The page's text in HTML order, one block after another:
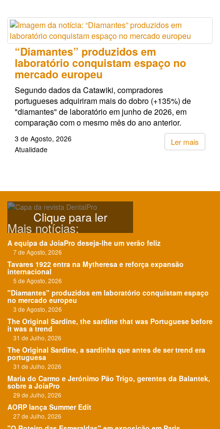
“Diamantes” produzidos em
laboratório conquistam espaço no
mercado europeu
Segundo dados da Catawiki, compradores
portugueses adquiriram mais do dobro (+135%) de
"diamantes" de laboratório em junho de 2026, em
comparação com o mesmo mês do ano anterior.
Ler mais
3 de Agosto, 2026
Atualidade
Clique para ler
Mais notícias:
A equipa da JoiaPro deseja-lhe um verão feliz
7 de Agosto, 2026
Tavares 1922 entra na Mytheresa e reforça expansão
internacional
5 de Agosto, 2026
"Diamantes" produzidos em laboratório conquistam espaço
no mercado europeu
3 de Agosto, 2026
The Original Sardine, the sardine that was Portuguese before
it was a trend
31 de Julho, 2026
The Original Sardine, a sardinha que antes de ser trend era
portuguesa
31 de Julho, 2026
Maria do Carmo e Jerónimo Pão Trigo, gerentes da Balantek,
sobre a JoiaPro
29 de Julho, 2026
AORP lança Summer Edit
27 de Julho, 2026